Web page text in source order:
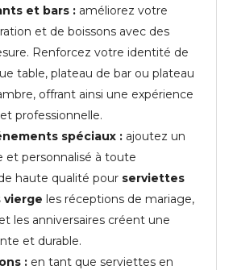
et bars : améliorez votre
et de boissons avec des
Renforcez votre identité de
table, plateau de bar ou plateau
offrant ainsi une expérience
professionnelle.
spéciaux : ajoutez un
et personnalisé à toute
haute qualité pour serviettes
vierge les réceptions de mariage,
les anniversaires créent une
et durable.
: en tant que serviettes en